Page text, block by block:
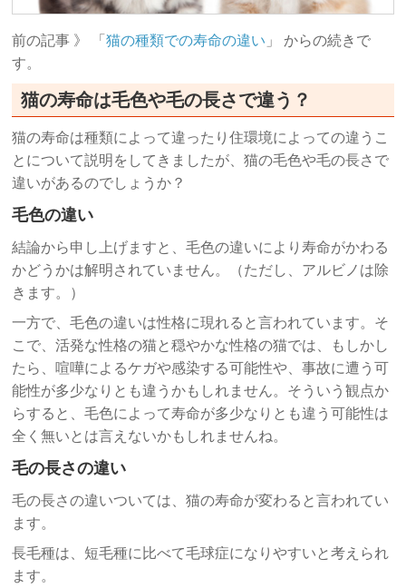
前の記事 》 「猫の種類での寿命の違い 」 からの続きで
す。
猫の寿命は毛色や毛の長さで違う？
猫の寿命は種類によって違ったり住環境によっての違うこ
とについて説明をしてきましたが、猫の毛色や毛の長さで
違いがあるのでしょうか？
毛色の違い
結論から申し上げますと、毛色の違いにより寿命がかわる
かどうかは解明されていません。（ただし、アルビノは除
きます。）
一方で、毛色の違いは性格に現れると言われています。そ
こで、活発な性格の猫と穏やかな性格の猫では、もしかし
たら、喧嘩によるケガや感染する可能性や、事故に遭う可
能性が多少なりとも違うかもしれません。そういう観点か
らすると、毛色によって寿命が多少なりとも違う可能性は
全く無いとは言えないかもしれませんね。
毛の長さの違い
毛の長さの違いついては、猫の寿命が変わると言われてい
ます。
長毛種は、短毛種に比べて毛球症になりやすいと考えられ
ます。